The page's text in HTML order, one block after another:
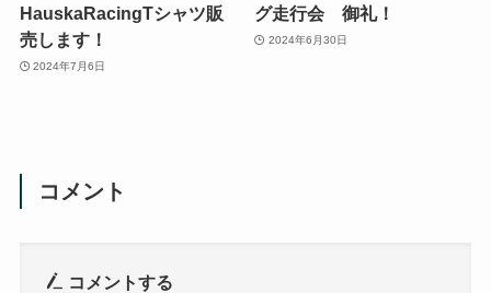
HauskaRacingTシャツ販
売します！
2024年7月6日
グ走行会 御礼！
2024年6月30日
コメント
コメントする